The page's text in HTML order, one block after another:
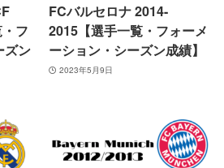
フ
ズン
FCバルセロナ 2014-
2015【選手一覧・フォーメ
ーション・シーズン成績】
2023年5月9日